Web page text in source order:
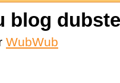
blog
WubWub